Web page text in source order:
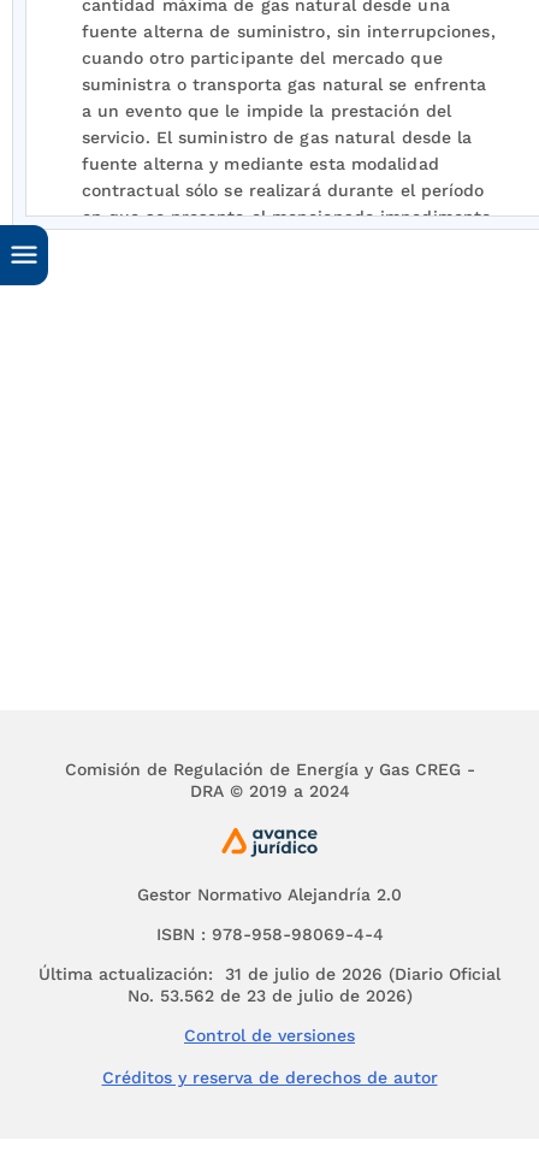
cantidad máxima de gas natural desde una
fuente alterna de suministro, sin interrupciones,
cuando otro participante del mercado que
suministra o transporta gas natural se enfrenta
a un evento que le impide la prestación del
servicio. El suministro de gas natural desde la
fuente alterna y mediante esta modalidad
contractual sólo se realizará durante el período
en que se presente el mencionado impedimento
comercializador debe o puede atender alguna
proveniente de otro campo propio, el transporte
del gas en mención debe exceptuarse de la
regla arriba descrita en la medida en que este
por lo tanto no hace parte del mercado primario
que reglamenta la Resolución CREG 186
de
2020. Esto es, el productor comercializador no
contingencia según la definición trascrita
Lo anterior, además, por cuanto no es
Gestor Normativo Alejandría 2.0
ISBN : 978-958-98069-4-4
Última actualización: 31 de julio de 2026 (Diario Oficial
No. 53.562 de 23 de julio de 2026)
Control de versiones
Créditos y reserva de derechos de autor
Comisión de Regulación de Energía y Gas CREG -
DRA © 2019 a 2024